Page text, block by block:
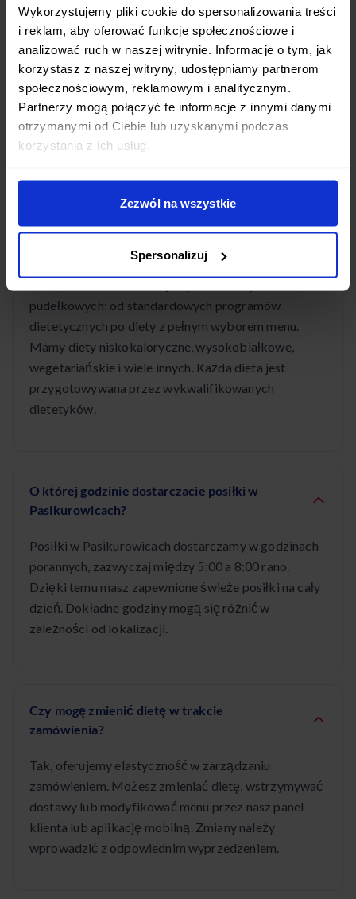
Wykorzystujemy pliki cookie do spersonalizowania treści
i reklam, aby oferować funkcje społecznościowe i
analizować ruch w naszej witrynie. Informacje o tym, jak
korzystasz z naszej witryny, udostępniamy partnerom
społecznościowym, reklamowym i analitycznym.
Partnerzy mogą połączyć te informacje z innymi danymi
otrzymanymi od Ciebie lub uzyskanymi podczas
korzystania z ich usług.
Zezwól na wszystkie
Spersonalizuj
Czy dostawa diety pudełkowej w
Pasikurowicach jest darmowa?
Tak! Dostawa cateringu dietetycznego w
Pasikurowicach jest całkowicie bezpłatna. Posiłki
dostarczamy codziennie w godzinach porannych,
abyś mógł cieszyć się świeżymi daniami przez cały
dzień.
Jakie diety pudełkowe są dostępne w
pudełkowych: od standardowych programów
dietetycznych po diety z pełnym wyborem menu.
Mamy diety niskokaloryczne, wysokobiałkowe,
wegetariańskie i wiele innych. Każda dieta jest
przygotowywana przez wykwalifikowanych
dietetyków.
O której godzinie dostarczacie posiłki w
Pasikurowicach?
Posiłki w Pasikurowicach dostarczamy w godzinach
porannych, zazwyczaj między 5:00 a 8:00 rano.
Dzięki temu masz zapewnione świeże posiłki na cały
dzień. Dokładne godziny mogą się różnić w
zależności od lokalizacji.
Czy mogę zmienić dietę w trakcie
zamówienia?
Tak, oferujemy elastyczność w zarządzaniu
zamówieniem. Możesz zmieniać dietę, wstrzymywać
dostawy lub modyfikować menu przez nasz panel
klienta lub aplikację mobilną. Zmiany należy
wprowadzić z odpowiednim wyprzedzeniem.